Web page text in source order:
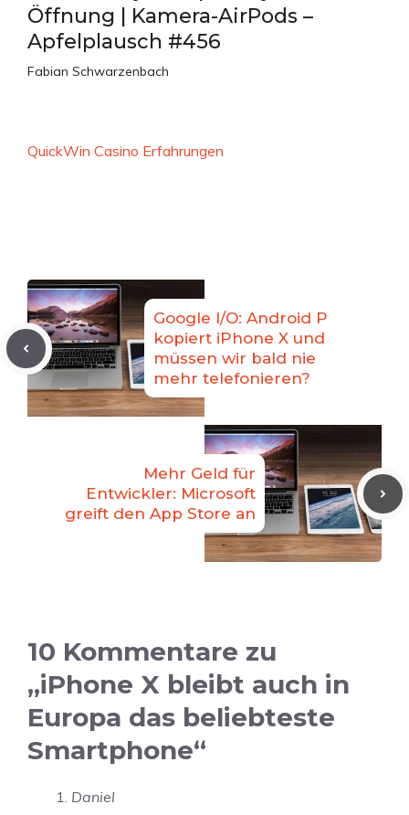
Öffnung | Kamera-AirPods –
Apfelplausch #456
Fabian Schwarzenbach
QuickWin Casino Erfahrungen
Google I/O: Android P
kopiert iPhone X und
müssen wir bald nie
mehr telefonieren?
Mehr Geld für
Entwickler: Microsoft
greift den App Store an
10 Kommentare zu
„iPhone X bleibt auch in
Europa das beliebteste
Smartphone“
Daniel